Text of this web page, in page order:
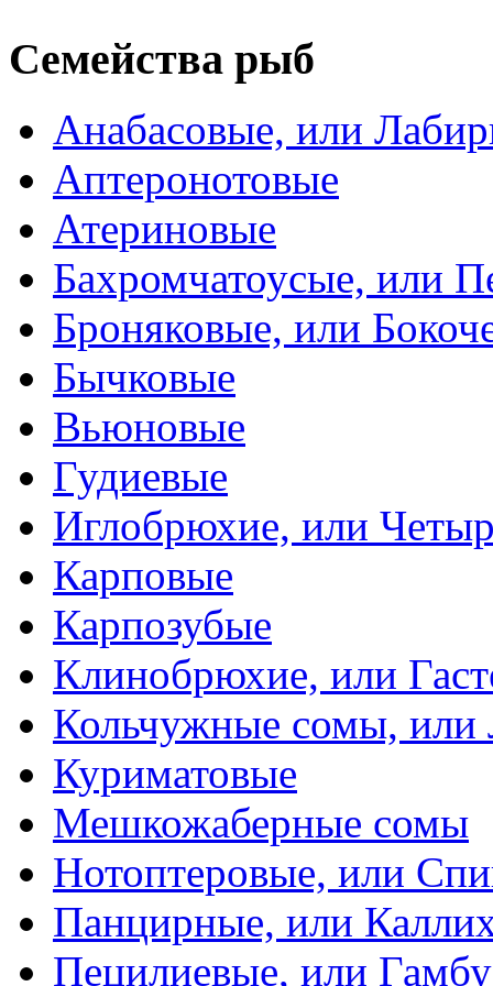
Семейства рыб
Анабасовые, или
Аптеронотовые
Атериновые
Бахромчатоусые, или
Броняковые, или
Бычковые
Вьюновые
Гудиевые
Иглобрюхие, или
Карповые
Карпозубые
Клинобрюхие, или
Кольчужные сомы, или
Куриматовые
Мешкожаберные сомы
Нотоптеровые, или
Панцирные, или
Пецилиевые, или